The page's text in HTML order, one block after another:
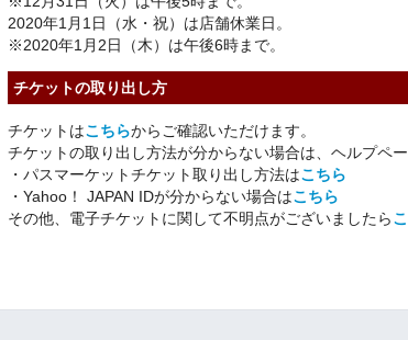
2020年1月1日（水・祝）は店舗休業日。
※2020年1月2日（木）は午後6時まで。
チケットの取り出し方
チケットはこちらからご確認いただけます。
チケットの取り出し方法が分からない場合は、ヘルプペー
・パスマーケットチケット取り出し方法はこちら
・Yahoo！ JAPAN IDが分からない場合はこちら
その他、電子チケットに関して不明点がございましたら